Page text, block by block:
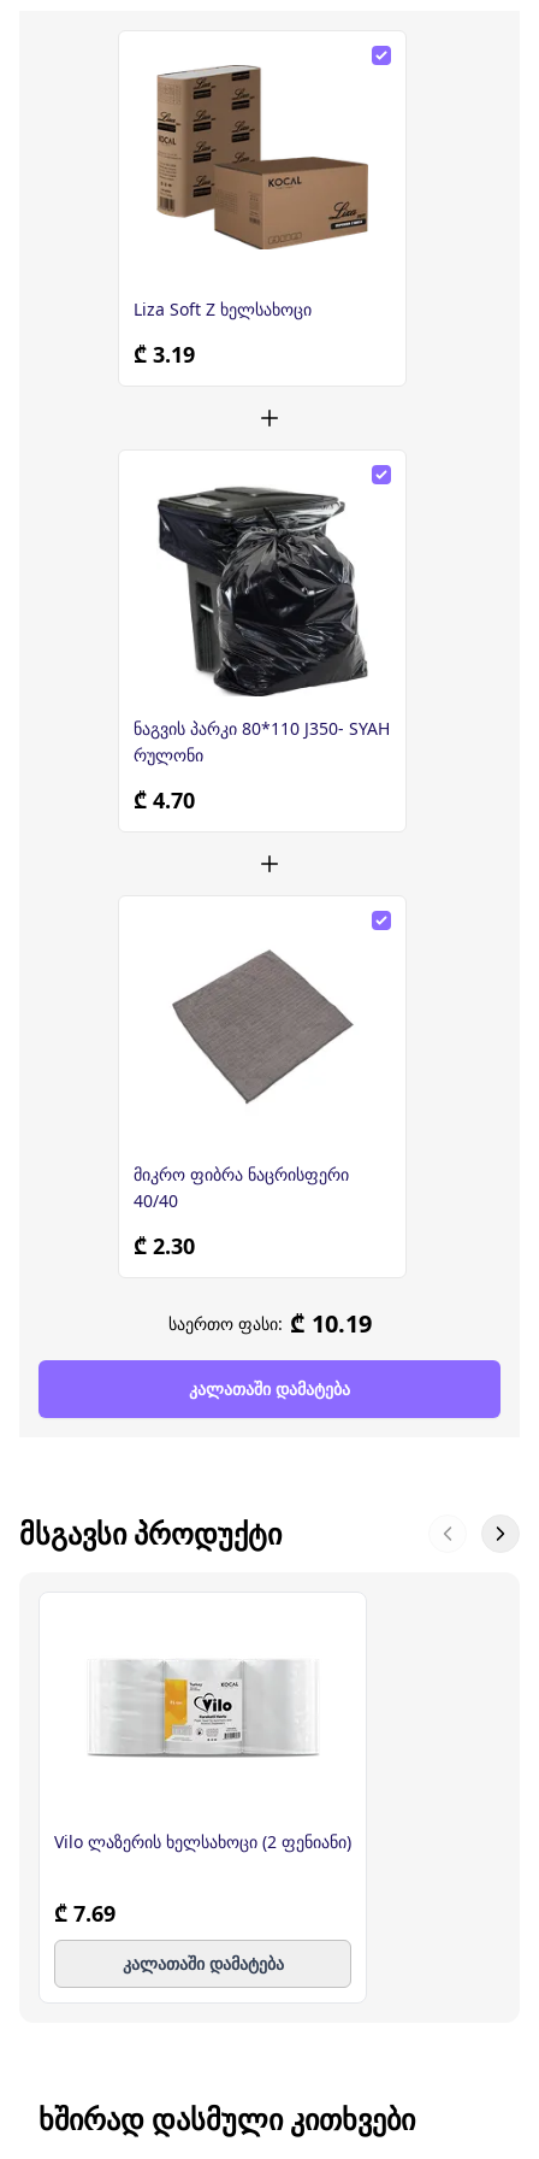
Liza Soft Z ხელსახოცი
₾ 3.19
ნაგვის პარკი 80*110 J350- SYAH
რულონი
₾ 4.70
მიკრო ფიბრა ნაცრისფერი
40/40
₾ 2.30
საერთო ფასი: ₾ 10.19
კალათაში დამატება
ᲛᲡᲒᲐᲕᲡᲘ ᲞᲠᲝᲓᲣᲥᲢᲘ
Vilo ლაზერის ხელსახოცი (2 ფენიანი)
₾ 7.69
კალათაში დამატება
ᲮᲨᲘᲠᲐᲓ ᲓᲐᲡᲛᲣᲚᲘ ᲙᲘᲗᲮᲕᲔᲑᲘ